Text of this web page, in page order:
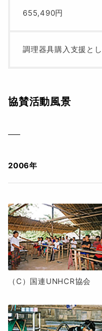
655,490円
調理器具購入支援と
協賛活動風景
2006年
（C）国連UNHCR協会